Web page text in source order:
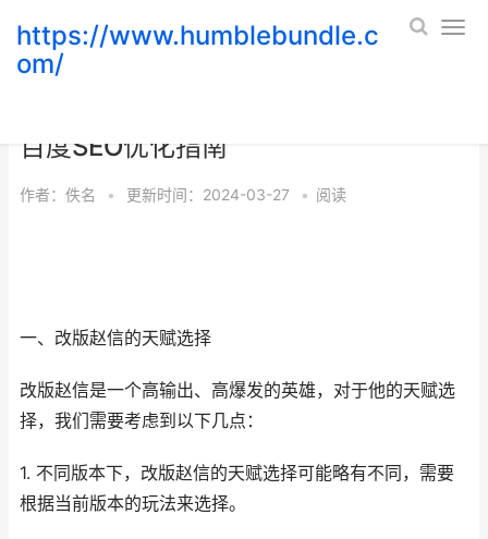
https://www.humblebundle.c
om/
百度SEO优化指南
作者： 佚名 • 更新时间：2024-03-27 • 阅读
一、改版赵信的天赋选择
改版赵信是一个高输出、高爆发的英雄，对于他的天赋选
择，我们需要考虑到以下几点：
1. 不同版本下，改版赵信的天赋选择可能略有不同，需要
根据当前版本的玩法来选择。